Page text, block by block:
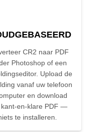
CR2 naar PDF
Photoshop of een
Upload de
vanaf uw telefoon
en download
kant-en-klare PDF —
te installeren.